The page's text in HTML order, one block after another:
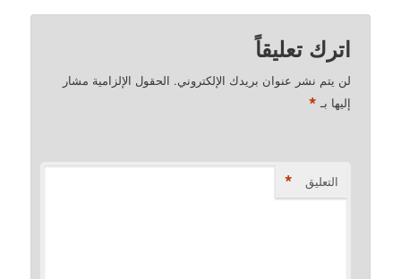
اترك تعليقاً
لن يتم نشر عنوان بريدك الإلكتروني. الحقول الإلزامية مشار
إليها بـ *
التعليق *